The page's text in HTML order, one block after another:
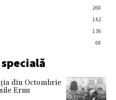
268
142
136
68
din Octombrie
Ernu